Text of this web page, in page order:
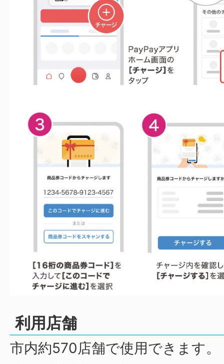
利用店舗
市内約570店舗で使用できます。